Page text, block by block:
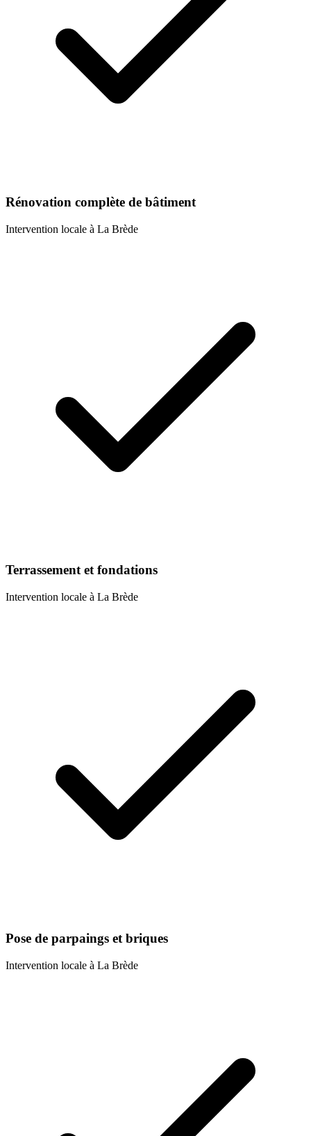
Rénovation complète de bâtiment
Intervention locale à La Brède
Terrassement et fondations
Intervention locale à La Brède
Pose de parpaings et briques
Intervention locale à La Brède